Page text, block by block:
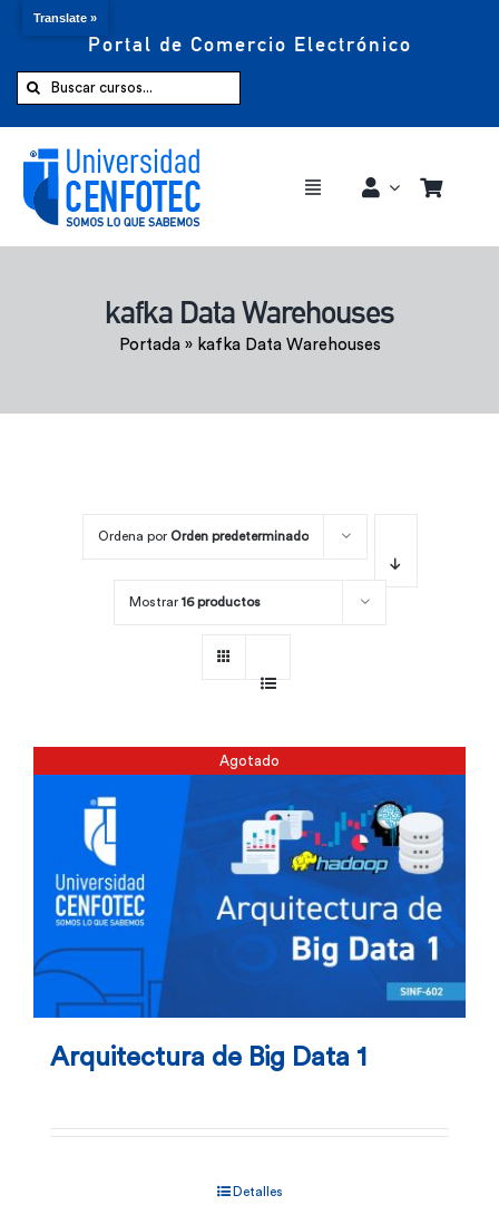
Portal de Comercio Electrónico
Buscar:
Toggle
Comprar ahora
kafka Data Warehouses
Portada» kafka Data Warehouses
Ordena por Orden predeterminado
Mostrar 16 productos
Agotado
Arquitectura de Big Data 1
Detalles
Translate »